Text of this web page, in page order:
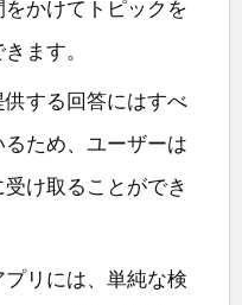
かけてトピックを
ます。
供する回答にはすべ
ため、ユーザーは
け取ることができ
プリには、単純な検